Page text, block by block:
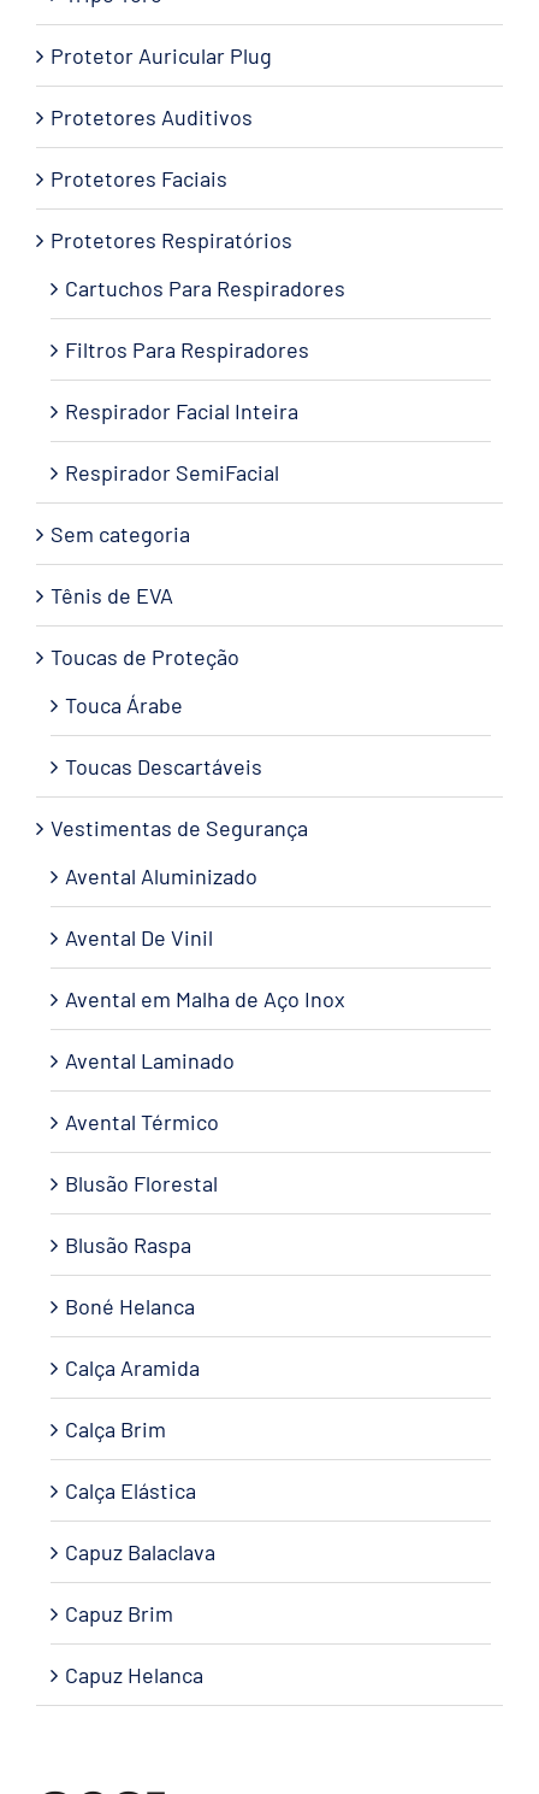
Protetor Auricular Plug
Protetores Auditivos
Protetores Faciais
Protetores Respiratórios
Cartuchos Para Respiradores
Filtros Para Respiradores
Respirador Facial Inteira
Respirador SemiFacial
Sem categoria
Tênis de EVA
Toucas de Proteção
Touca Árabe
Toucas Descartáveis
Vestimentas de Segurança
Avental Aluminizado
Avental De Vinil
Avental em Malha de Aço Inox
Avental Laminado
Avental Térmico
Blusão Florestal
Blusão Raspa
Boné Helanca
Calça Aramida
Calça Brim
Calça Elástica
Capuz Balaclava
Capuz Brim
Capuz Helanca